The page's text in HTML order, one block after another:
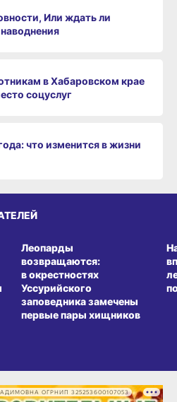
Или ждать ли
в Хабаровском крае
соцуслуг
что изменится в жизни
Леопарды
возвращаются:
в окрестностях
Уссурийского
заповедника замечены
первые пары хищников
ОГРНИП 325253600107053